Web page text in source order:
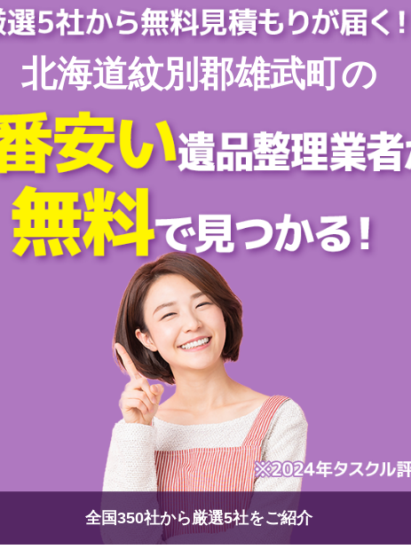
北海道紋別郡雄武町の
全国350社から厳選5社をご紹介